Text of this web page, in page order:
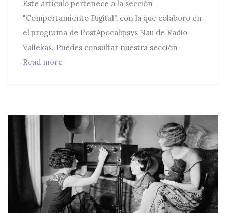
Este artículo pertenece a la sección
"Comportamiento Digital", con la que colaboro en
el programa de PostApocalipsys Nau de Radio
Vallekas. Puedes consultar nuestra sección
Read more